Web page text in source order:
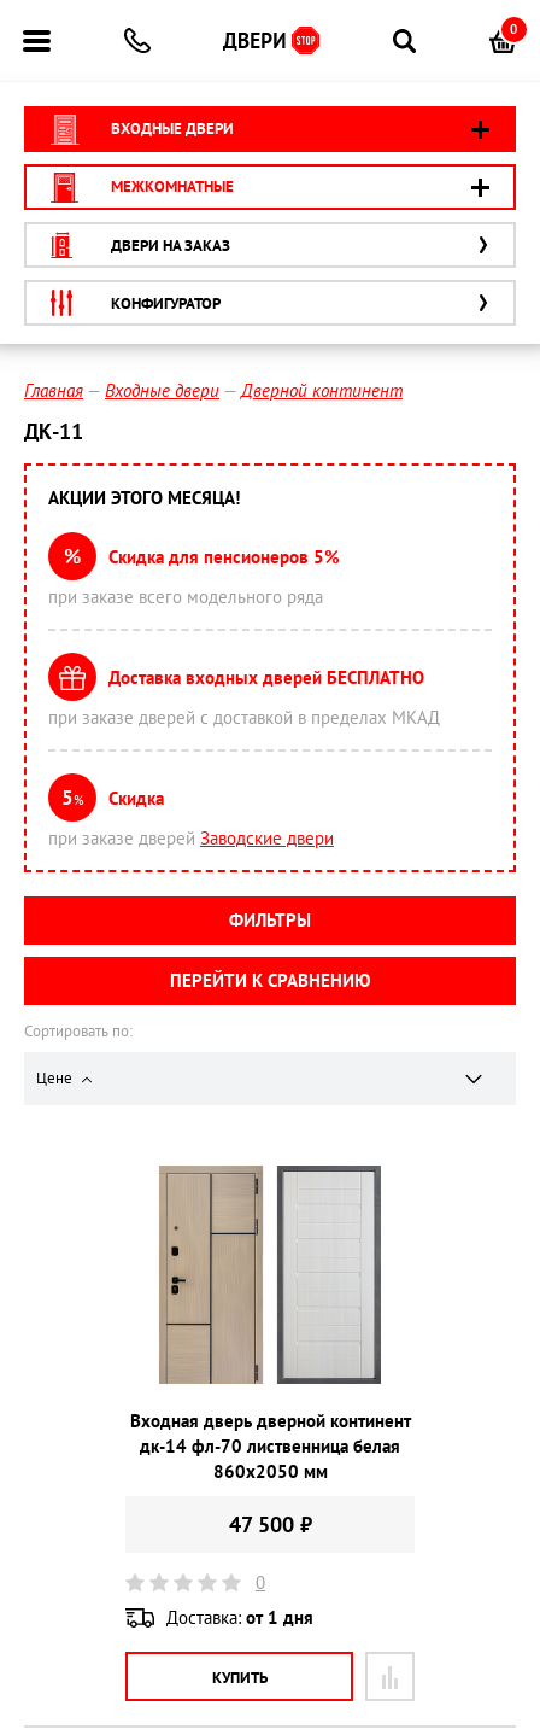
0
ВХОДНЫЕ ДВЕРИ
МЕЖКОМНАТНЫЕ
ДВЕРИ НА ЗАКАЗ
КОНФИГУРАТОР
Главная Входные двери Дверной континент
ДК-11
Сортировать по:
Цене
Входная дверь дверной континент
дк-14 фл-70 лиственница белая
860х2050 мм
47 500 ₽
0
Доставка: от 1 дня
КУПИТЬ
АКЦИИ ЭТОГО МЕСЯЦА!
%
Скидка для пенсионеров 5%
при заказе всего модельного ряда
Доставка входных дверей БЕСПЛАТНО
при заказе дверей с доставкой в пределах МКАД
5%
Скидка
при заказе дверей Заводские двери
ФИЛЬТРЫ
ПЕРЕЙТИ К СРАВНЕНИЮ